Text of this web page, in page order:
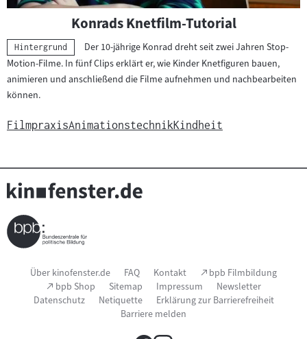
abspielen
Konrads Knetfilm-Tutorial
Kategorie:
Hintergrund
Der 10-jährige Konrad dreht seit zwei Jahren Stop-
Motion-Filme. In fünf Clips erklärt er, wie Kinder Knetfiguren bauen,
animieren und anschließend die Filme aufnehmen und nachbearbeiten
können.
FilmpraxisAnimationstechnikKindheit
Seitenfußnavigation
Über kinofenster.de FAQ Kontakt (Link
öffnet
im
neuen
bpb Filmbildung
(Link
öffnet
im
bpb Shop Sitemap Impressum
Newsletter
Datenschutz
Netiquette
Erklärung zur Barrierefreiheit
Barriere melden